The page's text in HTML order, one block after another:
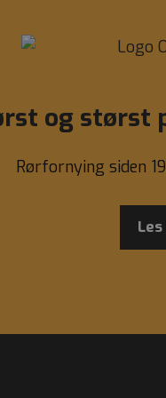
og størst
Rørfornying siden